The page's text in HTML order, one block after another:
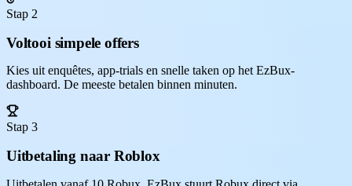
Stap 2
Voltooi simpele offers
Kies uit enquêtes, app-trials en snelle taken op het EzBux-
dashboard. De meeste betalen binnen minuten.
Stap 3
Uitbetaling naar Roblox